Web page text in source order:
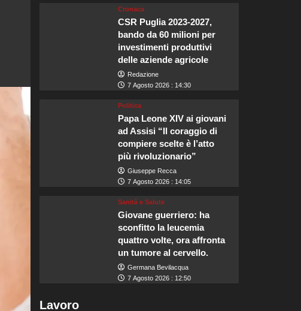
Cronaca
CSR Puglia 2023-2027,
bando da 60 milioni per
investimenti produttivi
delle aziende agricole
Redazione
7 Agosto 2026 : 14:30
Politica
Papa Leone XIV ai giovani
ad Assisi “Il coraggio di
compiere scelte è l’atto
più rivoluzionario”
Giuseppe Recca
7 Agosto 2026 : 14:05
Sanità e Salute
Giovane guerriero: ha
sconfitto la leucemia
quattro volte, ora affronta
un tumore al cervello.
Germana Bevilacqua
7 Agosto 2026 : 12:50
Lavoro